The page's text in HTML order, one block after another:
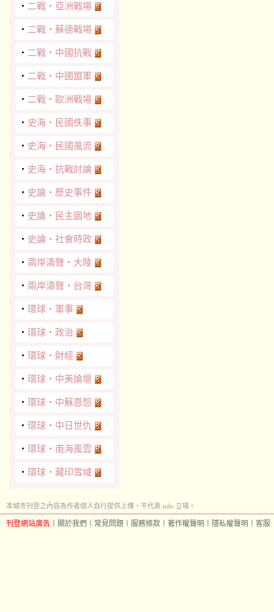
‧ 二戰‧亞洲戰場
‧ 二戰‧蘇德戰場
‧ 二戰‧中國抗戰
‧ 二戰‧中國盟軍
‧ 二戰‧歐洲戰場
‧ 史海‧民國佚事
‧ 史海‧民國風流
‧ 史海‧抗戰討論
‧ 史論‧歷史事件
‧ 史論‧民主園地
‧ 史論‧社會時政
‧ 兩岸濤聲‧大陸
‧ 兩岸濤聲‧台灣
‧ 環球‧軍事
‧ 環球‧政治
‧ 環球‧財經
‧ 環球‧中美論壇
‧ 環球‧中蘇恩怨
‧ 環球‧中日世仇
‧ 環球‧南海風雲
‧ 環球‧藏印雪域
本城市刊登之內容為作者個人自行提供上傳，不代表 udn 立場。
刊登網站廣告 關於我們 常見問題 服務條款 著作權聲明 隱私權聲明 客服